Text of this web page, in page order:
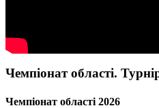
Чемпіонат області.
Чемпіонат області 2026